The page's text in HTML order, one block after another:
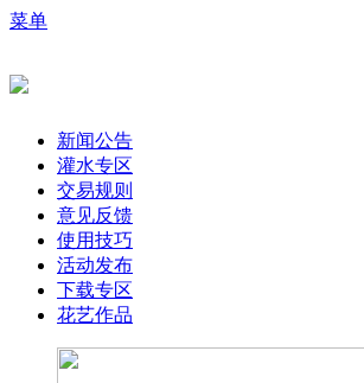
菜单
新闻公告
灌水专区
交易规则
意见反馈
使用技巧
活动发布
下载专区
花艺作品